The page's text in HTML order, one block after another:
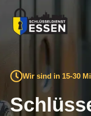
Inhalt
springen
Wir sind in 15-30